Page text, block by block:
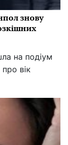
знову
на подіум
вік